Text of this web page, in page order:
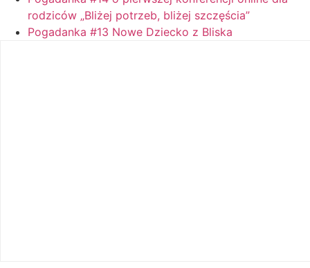
rodziców „Bliżej potrzeb, bliżej szczęścia”
Pogadanka #13 Nowe Dziecko z Bliska